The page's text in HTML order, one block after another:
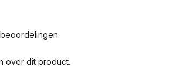
over dit product..